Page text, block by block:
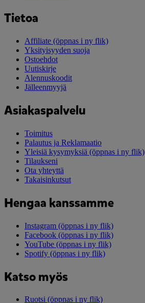
Tietoa
Affiliate (öppnas i ny flik)
Yksityisyyden suoja
Ostoehdot
Uutiskirje
Alennuskoodit
Jälleenmyyjä
Asiakaspalvelu
Toimitus
Palautus ja Reklamaatio
Yleisiä kysymyksiä (öppnas i ny flik)
Tilaukseni
Ota yhteyttä
Takaisinkutsut
Hengaa kanssamme
Instagram (öppnas i ny flik)
Facebook (öppnas i ny flik)
YouTube (öppnas i ny flik)
Spotify (öppnas i ny flik)
Katso myös
Ruotsi (öppnas i ny flik)